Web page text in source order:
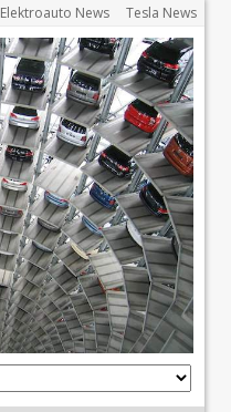
Elektroauto News Tesla News